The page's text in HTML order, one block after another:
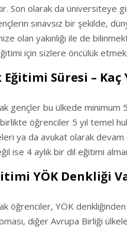
Son olarak da üniversiteye
sınavsız bir şekilde,
olan yakınlığı ile de
için sizlere öncülük
Süresi – Kaç
gençler bu ülkede minimum
öğrenciler 5 yıl temel
ya da avukat olarak
ise 4 aylık bir dil eğitimi
YÖK Denkliği
öğrenciler, YÖK
diğer Avrupa Birliği